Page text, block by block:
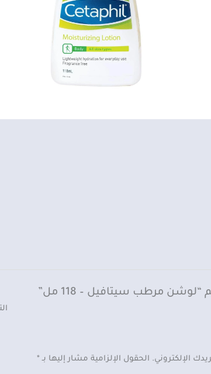
مرطب سيتافيل – 118 مل”
الإلكتروني. الحقول الإلزامية مشار إليها بـ*